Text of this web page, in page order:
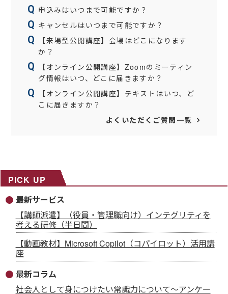
申込みはいつまで可能ですか？
キャンセルはいつまで可能ですか？
【来場型公開講座】会場はどこになります
か？
【オンライン公開講座】Zoomのミーティン
グ情報はいつ、どこに届きますか？
【オンライン公開講座】テキストはいつ、ど
こに届きますか？
よくいただくご質問一覧
PICK UP
最新サービス
【講師派遣】（役員・管理職向け）インテグリティを
考える研修（半日間）
【動画教材】Microsoft Copilot（コパイロット）活用講
座
最新コラム
社会人として身につけたい常識力について～アンケー